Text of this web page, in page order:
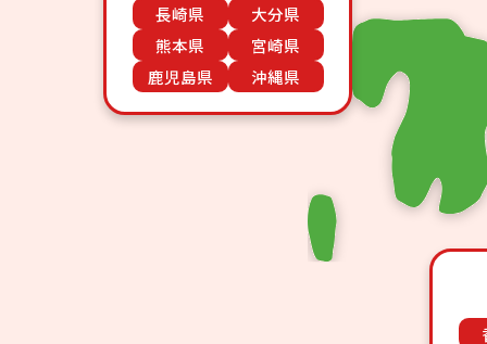
長崎県
大分県
熊本県
宮崎県
鹿児島県
沖縄県